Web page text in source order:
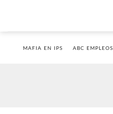
MAFIA EN IPS ABC EMPLEOS